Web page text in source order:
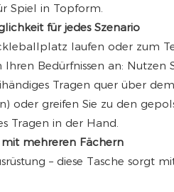
Spiel in Topform.
für jedes Szenario
laufen oder zum
Ihren Bedürfnissen an: Nutzen
Tragen quer über
oder greifen Sie zu den
Tragen in der Hand.
mehreren Fächern
– diese Tasche sorgt